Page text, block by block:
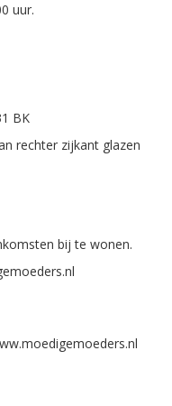
uur.
BK
rechter zijkant glazen
bij te wonen.